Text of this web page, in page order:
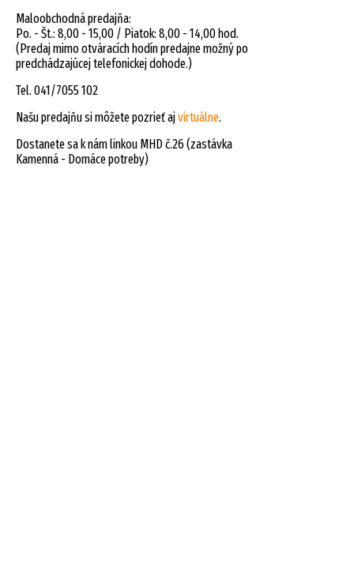
Maloobchodná predajňa:
Po. - Št.: 8,00 - 15,00 / Piatok: 8,00 - 14,00 hod.
(Predaj mimo otváracích hodín predajne možný po
predchádzajúcej telefonickej dohode.)
Tel. 041/7055 102
Našu predajňu si môžete pozrieť ajvirtuálne.
Dostanete sa k nám linkou MHD č.26 (zastávka
Kamenná - Domáce potreby)